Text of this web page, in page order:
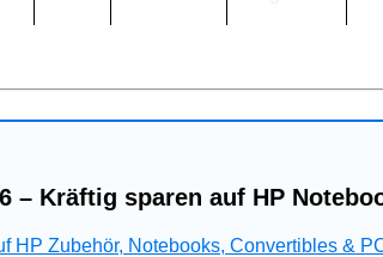
– Kräftig sparen auf HP
HP Zubehör, Notebooks, Convertibles &